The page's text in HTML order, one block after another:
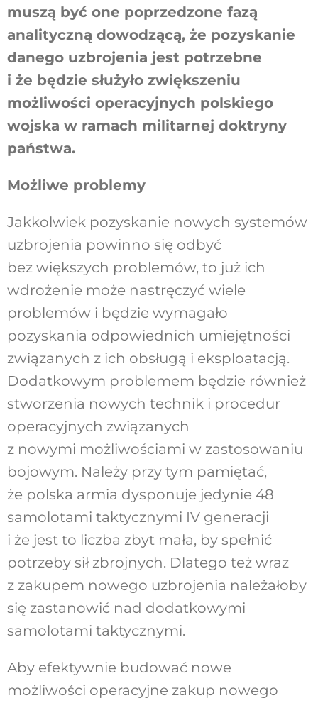
muszą być one poprzedzone fazą
analityczną dowodzącą, że pozyskanie
danego uzbrojenia jest potrzebne
i że będzie służyło zwiększeniu
możliwości operacyjnych polskiego
wojska w ramach militarnej doktryny
państwa.
Możliwe problemy
Jakkolwiek pozyskanie nowych systemów
uzbrojenia powinno się odbyć
bez większych problemów, to już ich
wdrożenie może nastręczyć wiele
problemów i będzie wymagało
pozyskania odpowiednich umiejętności
związanych z ich obsługą i eksploatacją.
Dodatkowym problemem będzie również
stworzenia nowych technik i procedur
operacyjnych związanych
z nowymi możliwościami w zastosowaniu
bojowym. Należy przy tym pamiętać,
że polska armia dysponuje jedynie 48
samolotami taktycznymi IV generacji
i że jest to liczba zbyt mała, by spełnić
potrzeby sił zbrojnych. Dlatego też wraz
z zakupem nowego uzbrojenia należałoby
się zastanowić nad dodatkowymi
samolotami taktycznymi.
Aby efektywnie budować nowe
możliwości operacyjne zakup nowego